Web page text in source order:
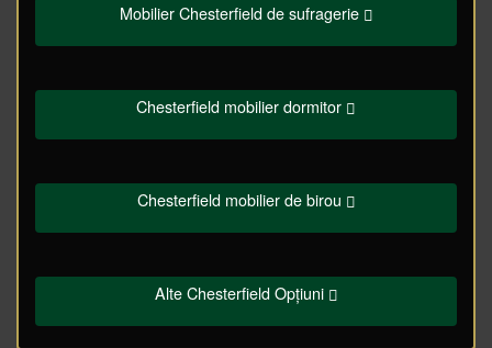
Mobilier Chesterfield de sufragerie
Chesterfield mobilier dormitor
Chesterfield mobilier de birou
Alte Chesterfield Opțiuni